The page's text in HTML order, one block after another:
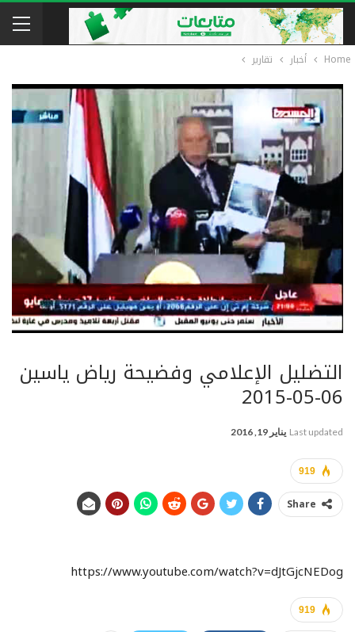
Home أخبار تقارير
التضليل الإعلامي وفضيحة رياض ياسين
06-05-2015
Last updated يناير 19, 2016
919
Share
https://www.youtube.com/watch?v=dJtGjcNEDog
919